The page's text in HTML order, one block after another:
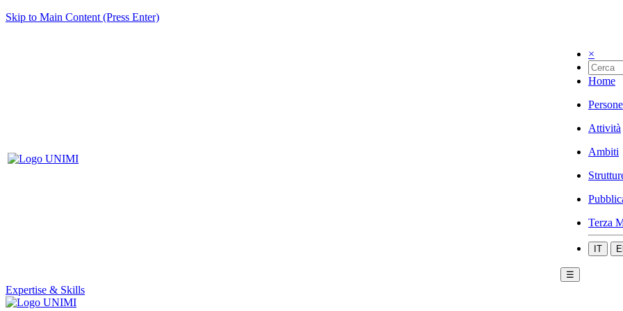
Skip to Main Content (Press Enter)
×
Home
Persone
Attività
Ambiti
Terza
IT
☰
Expertise & Skills